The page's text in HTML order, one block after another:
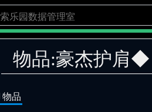
物品:豪杰护肩◆
物品